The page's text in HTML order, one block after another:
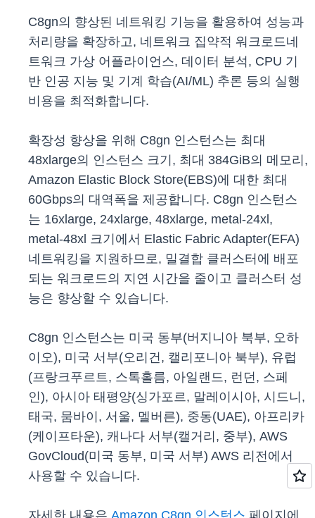
C8gn의 향상된 네트워킹 기능을 활용하여 성능과
처리량을 확장하고, 네트워크 집약적 워크로드네
트워크 가상 어플라이언스, 데이터 분석, CPU 기
반 인공 지능 및 기계 학습(AI/ML) 추론 등의 실행
비용을 최적화합니다.
확장성 향상을 위해 C8gn 인스턴스는 최대
48xlarge의 인스턴스 크기, 최대 384GiB의 메모리,
Amazon Elastic Block Store(EBS)에 대한 최대
60Gbps의 대역폭을 제공합니다. C8gn 인스턴스
는 16xlarge, 24xlarge, 48xlarge, metal-24xl,
metal-48xl 크기에서 Elastic Fabric Adapter(EFA)
네트워킹을 지원하므로, 밀결합 클러스터에 배포
되는 워크로드의 지연 시간을 줄이고 클러스터 성
능은 향상할 수 있습니다.
C8gn 인스턴스는 미국 동부(버지니아 북부, 오하
이오), 미국 서부(오리건, 캘리포니아 북부), 유럽
(프랑크푸르트, 스톡홀름, 아일랜드, 런던, 스페
인), 아시아 태평양(싱가포르, 말레이시아, 시드니,
태국, 뭄바이, 서울, 멜버른), 중동(UAE), 아프리카
(케이프타운), 캐나다 서부(캘거리, 중부), AWS
GovCloud(미국 동부, 미국 서부) AWS 리전에서
사용할 수 있습니다.